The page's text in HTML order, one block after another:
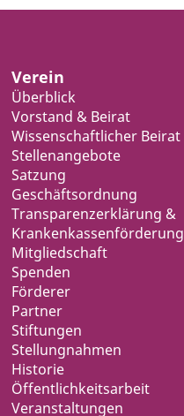
Verein
Überblick
Vorstand & Beirat
Wissenschaftlicher Beirat
Stellenangebote
Satzung
Geschäftsordnung
Transparenzerklärung &
Krankenkassenförderung
Mitgliedschaft
Spenden
Förderer
Partner
Stiftungen
Stellungnahmen
Historie
Öffentlichkeitsarbeit
Veranstaltungen